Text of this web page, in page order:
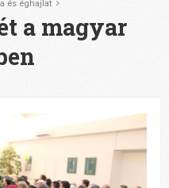
és éghajlat
a magyar